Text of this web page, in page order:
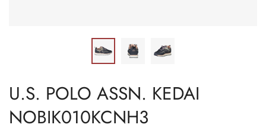
U.S. POLO ASSN. KEDAI
NOBIK010KCNH3